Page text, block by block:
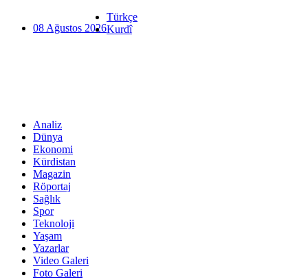
08 Ağustos 2026
Türkçe
Kurdî
Analiz
Dünya
Ekonomi
Kürdistan
Magazin
Röportaj
Sağlık
Spor
Teknoloji
Yaşam
Yazarlar
Video Galeri
Foto Galeri